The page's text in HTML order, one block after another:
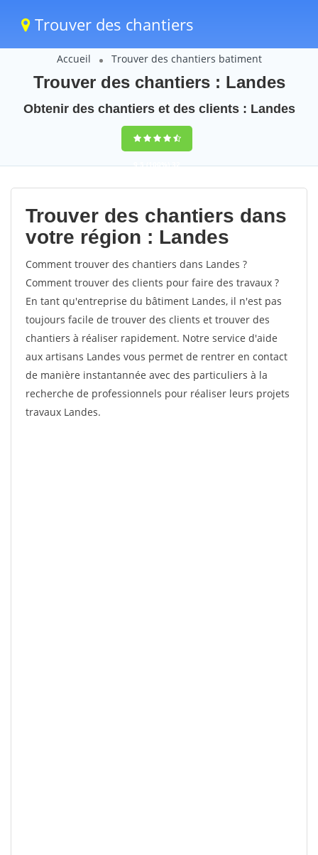
Trouver des chantiers
Accueil Trouver des chantiers batiment
Trouver des chantiers : Landes
Obtenir des chantiers et des clients : Landes
9,5(100%)32
votes
Trouver des chantiers dans
votre région : Landes
Comment trouver des chantiers dans Landes ?
Comment trouver des clients pour faire des travaux ?
En tant qu'entreprise du bâtiment Landes, il n'est pas
toujours facile de trouver des clients et trouver des
chantiers à réaliser rapidement. Notre service d'aide
aux artisans Landes vous permet de rentrer en contact
de manière instantannée avec des particuliers à la
recherche de professionnels pour réaliser leurs projets
travaux Landes.